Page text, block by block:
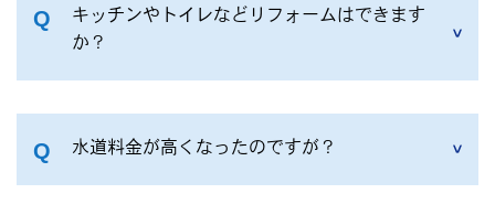
キッチンやトイレなどリフォームはできます
か？
水道料金が高くなったのですが？